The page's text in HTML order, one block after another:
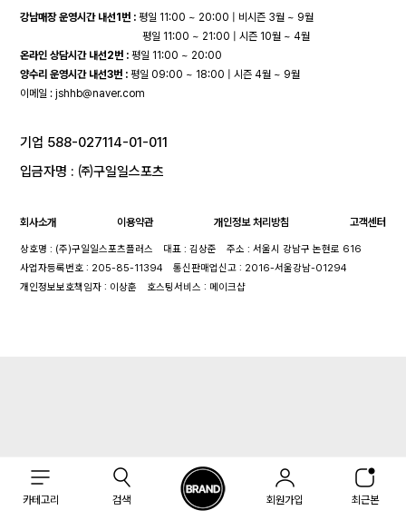
카테고리 검색 회원가입 최근본
강남매장 운영시간 내선1번 : 평일 11:00 ~ 20:00 | 비시즌 3월 ~ 9월
평일 11:00 ~ 21:00 | 시즌 10월 ~ 4월
온라인 상담시간 내선2번 : 평일 11:00 ~ 20:00
양수리 운영시간 내선3번 : 평일 09:00 ~ 18:00 | 시즌 4월 ~ 9월
이메일 :jshhb@naver.com
기업 588-027114-01-011
입금자명 : ㈜구일일스포츠
회사소개 이용약관 개인정보 처리방침 고객센터
상호명 : (주)구일일스포츠플러스 대표 : 김상준
주소 : 서울시 강남구 논현로 616
사업자등록번호 : 205-85-11394
통신판매업신고 : 2016-서울강남-01294
개인정보보호책임자 : 이상훈
호스팅서비스 : 메이크샵